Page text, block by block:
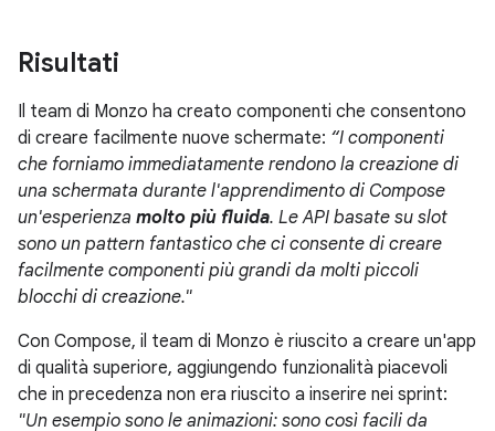
Risultati
Il team di Monzo ha creato componenti che consentono
di creare facilmente nuove schermate: “I componenti
che forniamo immediatamente rendono la creazione di
una schermata durante l'apprendimento di Compose
un'esperienza molto più fluida. Le API basate su slot
sono un pattern fantastico che ci consente di creare
facilmente componenti più grandi da molti piccoli
blocchi di creazione."
Con Compose, il team di Monzo è riuscito a creare un'app
di qualità superiore, aggiungendo funzionalità piacevoli
che in precedenza non era riuscito a inserire nei sprint:
"Un esempio sono le animazioni: sono così facili da